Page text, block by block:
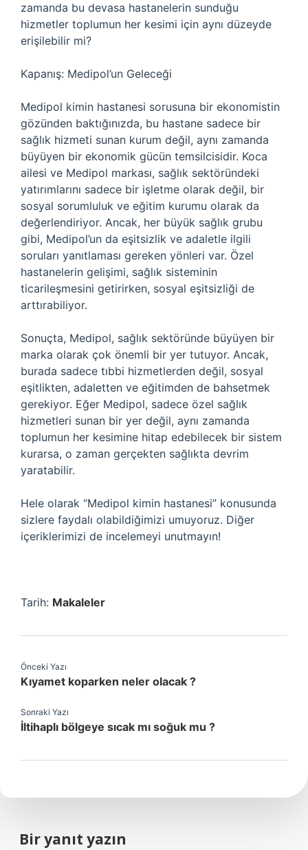
zamanda bu devasa hastanelerin sunduğu
hizmetler toplumun her kesimi için aynı düzeyde
erişilebilir mi?
Kapanış: Medipol’un Geleceği
Medipol kimin hastanesi sorusuna bir ekonomistin
gözünden baktığınızda, bu hastane sadece bir
sağlık hizmeti sunan kurum değil, aynı zamanda
büyüyen bir ekonomik gücün temsilcisidir. Koca
ailesi ve Medipol markası, sağlık sektöründeki
yatırımlarını sadece bir işletme olarak değil, bir
sosyal sorumluluk ve eğitim kurumu olarak da
değerlendiriyor. Ancak, her büyük sağlık grubu
gibi, Medipol’un da eşitsizlik ve adaletle ilgili
soruları yanıtlaması gereken yönleri var. Özel
hastanelerin gelişimi, sağlık sisteminin
ticarileşmesini getirirken, sosyal eşitsizliği de
arttırabiliyor.
Sonuçta, Medipol, sağlık sektöründe büyüyen bir
marka olarak çok önemli bir yer tutuyor. Ancak,
burada sadece tıbbi hizmetlerden değil, sosyal
eşitlikten, adaletten ve eğitimden de bahsetmek
gerekiyor. Eğer Medipol, sadece özel sağlık
hizmetleri sunan bir yer değil, aynı zamanda
toplumun her kesimine hitap edebilecek bir sistem
kurarsa, o zaman gerçekten sağlıkta devrim
yaratabilir.
Hele olarak “Medipol kimin hastanesi” konusunda
sizlere faydalı olabildiğimizi umuyoruz. Diğer
içeriklerimizi de incelemeyi unutmayın!
Tarih: Makaleler
Önceki Yazı
Kıyamet koparken neler olacak ?
Sonraki Yazı
İltihaplı bölgeye sıcak mı soğuk mu ?
Bir yanıt yazın